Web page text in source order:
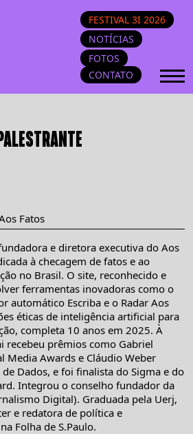
FESTIVAL 3I 2026
NOTÍCIAS
FOTOS
CONTATO
Fatos
e diretora executiva do Aos
à checagem de fatos e ao
no Brasil. O site, reconhecido e
ferramentas inovadoras como o
automático Escriba e o Radar Aos
éticas de inteligência artificial para
completa 10 anos em 2025. À
recebeu prêmios como Gabriel
Media Awards e Cláudio Weber
Dados, e foi finalista do Sigma e do
Integrou o conselho fundador da
Digital). Graduada pela Uerj,
e redatora de política e
Folha de S.Paulo.